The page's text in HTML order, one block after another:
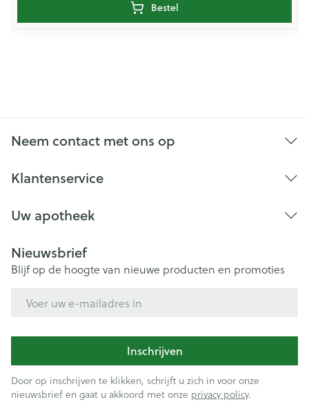
Bestel
Neem contact met ons op
Klantenservice
Uw apotheek
Nieuwsbrief
Blijf op de hoogte van nieuwe producten en promoties
Inschrijven
Door op inschrijven te klikken, schrijft u zich in voor onze
nieuwsbrief en gaat u akkoord met onze privacy policy.